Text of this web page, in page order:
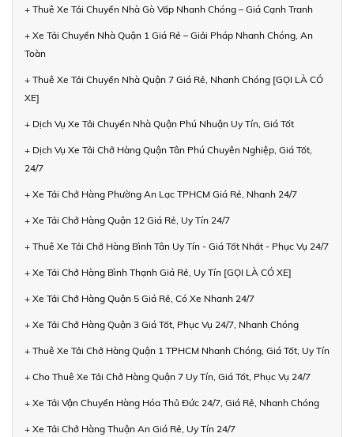
+ Thuê Xe Tải Chuyển Nhà Gò Vấp Nhanh Chóng – Giá Cạnh Tranh
+ Xe Tải Chuyển Nhà Quận 1 Giá Rẻ – Giải Pháp Nhanh Chóng, An
Toàn
+ Thuê Xe Tải Chuyển Nhà Quận 7 Giá Rẻ, Nhanh Chóng [GỌI LÀ CÓ
XE]
+ Dịch Vụ Xe Tải Chuyển Nhà Quận Phú Nhuận Uy Tín, Giá Tốt
+ Dịch Vụ Xe Tải Chở Hàng Quận Tân Phú Chuyên Nghiệp, Giá Tốt,
24/7
+ Xe Tải Chở Hàng Phường An Lạc TPHCM Giá Rẻ, Nhanh 24/7
+ Xe Tải Chở Hàng Quận 12 Giá Rẻ, Uy Tín 24/7
+ Thuê Xe Tải Chở Hàng Bình Tân Uy Tín - Giá Tốt Nhất - Phục Vụ 24/7
+ Xe Tải Chở Hàng Bình Thạnh Giá Rẻ, Uy Tín [GỌI LÀ CÓ XE]
+ Xe Tải Chở Hàng Quận 5 Giá Rẻ, Có Xe Nhanh 24/7
+ Xe Tải Chở Hàng Quận 3 Giá Tốt, Phục Vụ 24/7, Nhanh Chóng
+ Thuê Xe Tải Chở Hàng Quận 1 TPHCM Nhanh Chóng, Giá Tốt, Uy Tín
+ Cho Thuê Xe Tải Chở Hàng Quận 7 Uy Tín, Giá Tốt, Phục Vụ 24/7
+ Xe Tải Vận Chuyển Hàng Hóa Thủ Đức 24/7, Giá Rẻ, Nhanh Chóng
+ Xe Tải Chở Hàng Thuận An Giá Rẻ, Uy Tín 24/7